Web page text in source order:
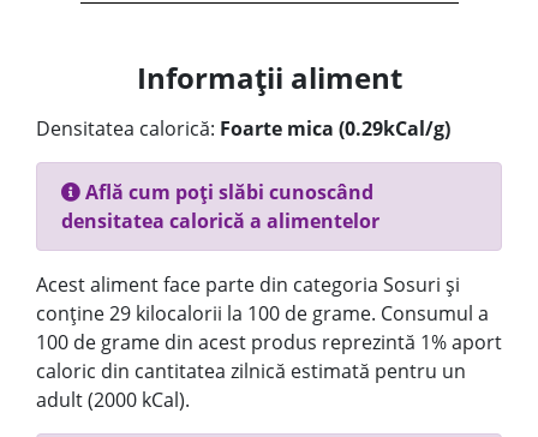
Informații aliment
Densitatea calorică: Foarte mica (0.29kCal/g)
Află cum poți slăbi cunoscând
densitatea calorică a alimentelor
Acest aliment face parte din categoria Sosuri și
conține 29 kilocalorii la 100 de grame. Consumul a
100 de grame din acest produs reprezintă 1% aport
caloric din cantitatea zilnică estimată pentru un
adult (2000 kCal).